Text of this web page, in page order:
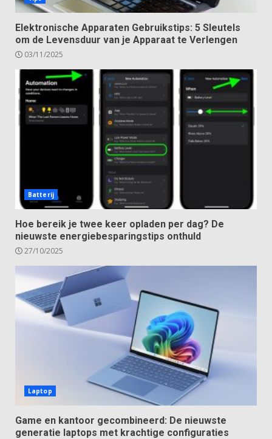
Elektronische Apparaten Gebruikstips: 5 Sleutels
om de Levensduur van je Apparaat te Verlengen
03/11/2025
Batterij
Hoe bereik je twee keer opladen per dag? De
nieuwste energiebesparingstips onthuld
27/10/2025
Laptop
Game en kantoor gecombineerd: De nieuwste
generatie laptops met krachtige configuraties